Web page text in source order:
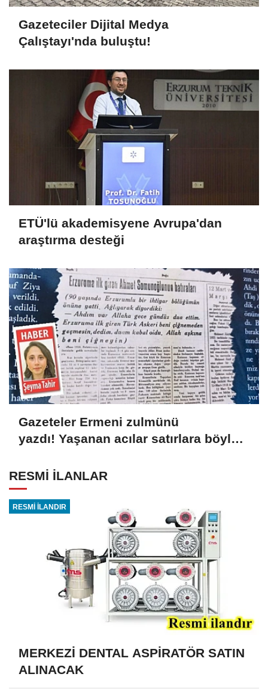
Gazeteciler Dijital Medya
Çalıştayı'nda buluştu!
ETÜ'lü akademisyene Avrupa'dan
araştırma desteği
Gazeteler Ermeni zulmünü
yazdı! Yaşanan acılar satırlara böyle
RESMİ İLANLAR
RESMİ İLANDIR
MERKEZİ DENTAL ASPİRATÖR SATIN
ALINACAK